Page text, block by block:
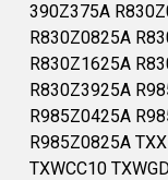
390Z375A
R830Z0825A
R830Z1625A
R830Z3925A
R985Z0425A
R985Z0825A
TXWCC10